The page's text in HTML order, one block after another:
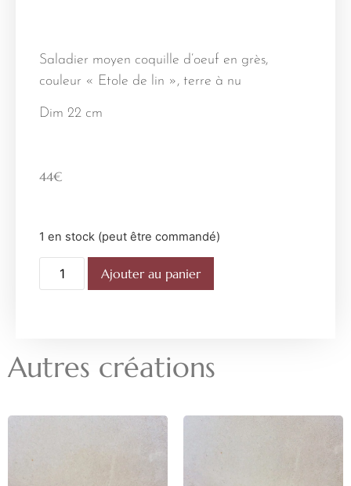
Saladier moyen coquille d’oeuf en grès,
couleur « Etole de lin », terre à nu
Dim 22 cm
44€
1 en stock (peut être commandé)
Ajouter au panier
Autres créations